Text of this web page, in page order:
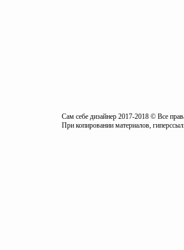
Сам себе дизайнер 2017-2018 © Все
При копировании материалов,